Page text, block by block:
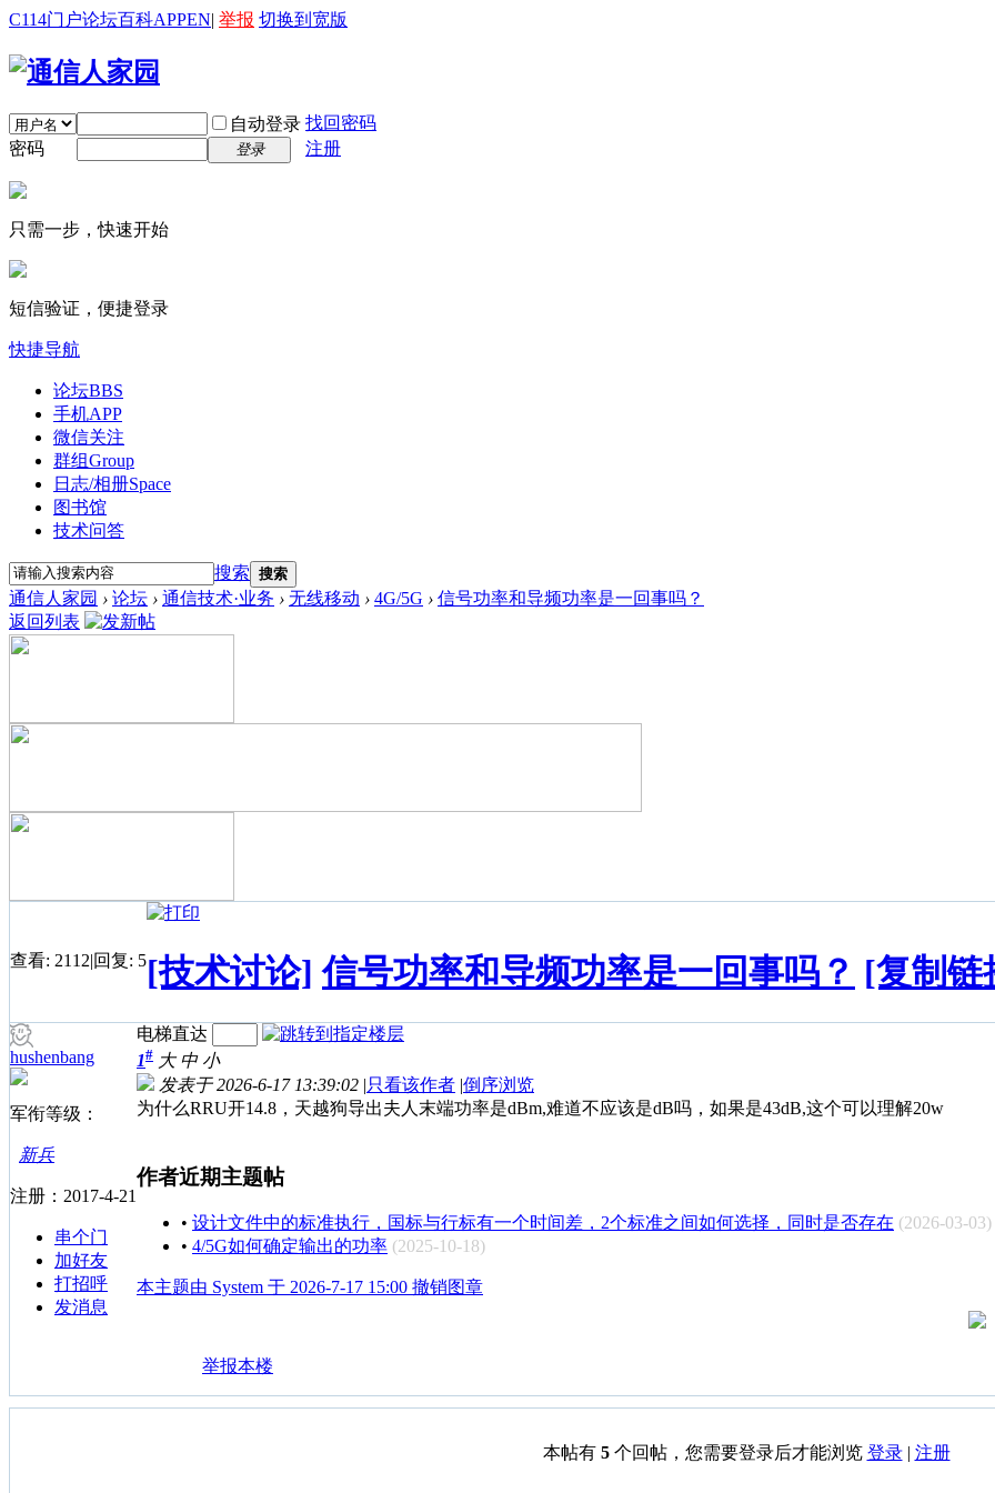
C114门户论坛百科APPEN| 举报 切换到宽版
自动登录 找回密码
密码
登录 注册
只需一步，快速开始
短信验证，便捷登录
快捷导航
论坛BBS
手机APP
微信关注
群组Group
日志/相册Space
图书馆
技术问答
搜索 搜索
通信人家园 › 论坛 › 通信技术·业务 › 无线移动 › 4G/5G › 信号功率和导频功率是一回事吗？
返回列表
查看: 2112|回复: 5[技术讨论] 信号功率和导频功率是一回事吗？ [复制链
hushenbang
军衔等级：
新兵
注册：2017-4-21
串个门
加好友
打招呼
发消息
电梯直达
1# 大 中 小
发表于 2026-6-17 13:39:02 |只看该作者 |倒序浏览
为什么RRU开14.8，天越狗导出夫人末端功率是dBm,难道不应该是dB吗，如果是43dB,这个可以理解20w
作者近期主题帖
• 设计文件中的标准执行，国标与行标有一个时间差，2个标准之间如何选择，同时是否存在 (2026-03-03)
• 4/5G如何确定输出的功率 (2025-10-18)
本主题由 System 于 2026-7-17 15:00 撤销图章
举报本楼
本帖有 5个回帖，您需要登录后才能浏览 登录| 注册